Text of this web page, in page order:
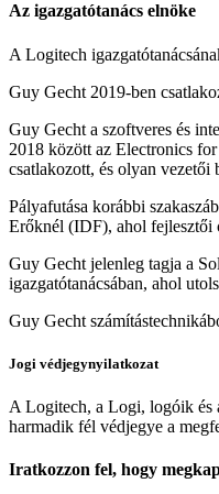
Az igazgatótanács elnöke
A Logitech
Guy Gecht 2019-ben
Guy Gecht a szoftveres és
2018 között az Electronics
csatlakozott, és olyan vezetői
Pályafutása korábbi
Erőknél (IDF), ahol fejlesztői
Guy Gecht jelenleg tagja a
igazgatótanácsában, ahol
Guy Gecht
Jogi védjegynyilatkozat
A Logitech, a Logi, logóik és
harmadik fél védjegye a
Iratkozzon fel, hogy